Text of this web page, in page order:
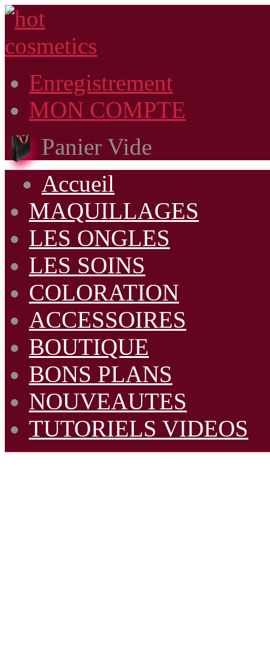
Enregistrement
MON COMPTE
Panier Vide
Accueil
MAQUILLAGES
LES ONGLES
LES SOINS
COLORATION
ACCESSOIRES
BOUTIQUE
BONS PLANS
NOUVEAUTES
TUTORIELS VIDEOS